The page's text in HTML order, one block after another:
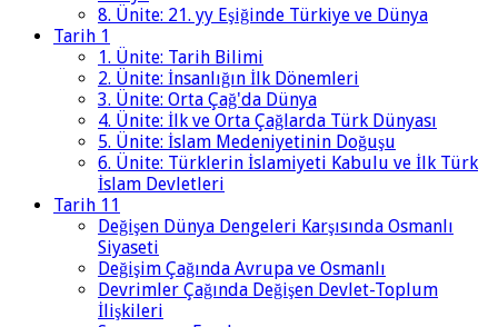
8. Ünite: 21. yy Eşiğinde Türkiye ve Dünya
Tarih 1
1. Ünite: Tarih Bilimi
2. Ünite: İnsanlığın İlk Dönemleri
3. Ünite: Orta Çağ'da Dünya
4. Ünite: İlk ve Orta Çağlarda Türk Dünyası
5. Ünite: İslam Medeniyetinin Doğuşu
6. Ünite: Türklerin İslamiyeti Kabulu ve İlk Türk
İslam Devletleri
Tarih 11
Değişen Dünya Dengeleri Karşısında Osmanlı
Siyaseti
Değişim Çağında Avrupa ve Osmanlı
Devrimler Çağında Değişen Devlet-Toplum
İlişkileri